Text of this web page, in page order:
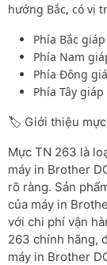
hướng Bắc, có vị
Phía Bắc
Phía Nam
Phía Đông
Phía Tây
🏷️ Giới thiệu mực
Mực TN 263 là
máy in Brother
rõ ràng. Sản
của máy in
với chi phí vận
263 chính hãng,
máy in Brother